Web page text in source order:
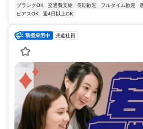
ブランクOK
交通費支給 長期歓迎 フルタイム歓迎
ピアスOK
週4日以上OK
派遣社員